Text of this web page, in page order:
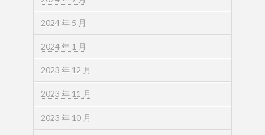
2024 年 5 月
2024 年 1 月
2023 年 12 月
2023 年 11 月
2023 年 10 月